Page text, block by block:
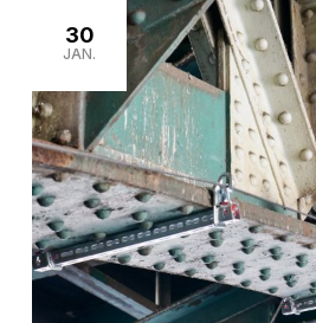
30
JAN.